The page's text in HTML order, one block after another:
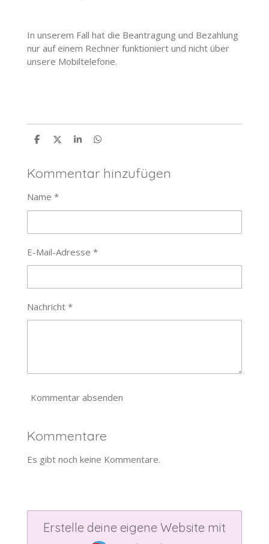
In unserem Fall hat die Beantragung und Bezahlung
nur auf einem Rechner funktioniert und nicht über
unsere Mobiltelefone.
T
l
e
T
l
e
T
l
e
T
l
Kommentar hinzufügen
Name *
E-Mail-Adresse *
Nachricht *
Kommentar absenden
Kommentare
Es gibt noch keine Kommentare.
Erstelle deine eigene Website mit